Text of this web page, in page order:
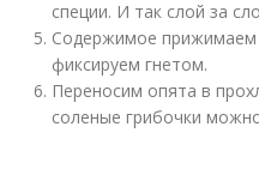
специи. И так слой за
Содержимое прижимаем
фиксируем гнетом.
Переносим опята в
соленые грибочки